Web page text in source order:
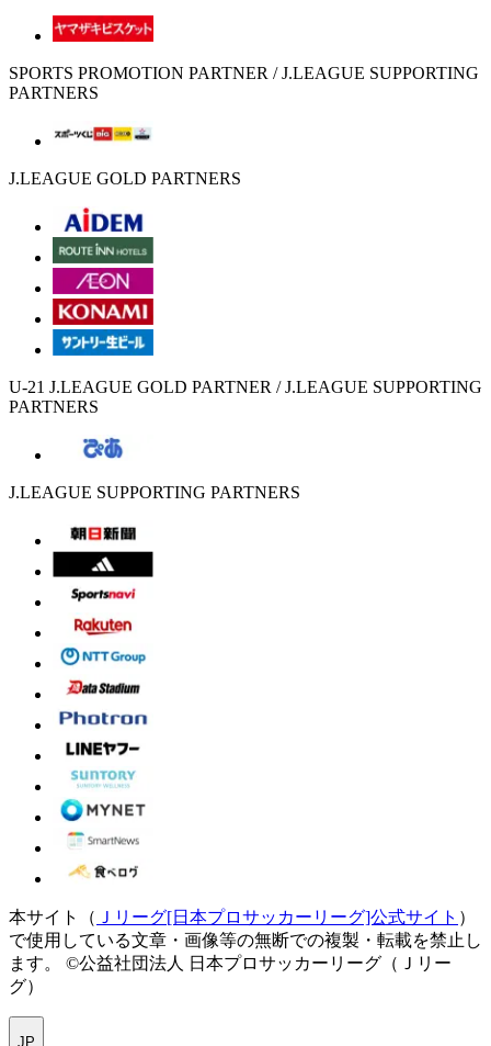
SPORTS PROMOTION PARTNER / J.LEAGUE SUPPORTING
PARTNERS
J.LEAGUE GOLD PARTNERS
U-21 J.LEAGUE GOLD PARTNER / J.LEAGUE SUPPORTING
PARTNERS
J.LEAGUE SUPPORTING PARTNERS
本サイト（ Ｊリーグ[日本プロサッカーリーグ]公式サイト ）
で使用している文章・画像等の無断での複製・転載を禁止し
ます。
©公益社団法人 日本プロサッカーリーグ（Ｊリー
グ）
JP